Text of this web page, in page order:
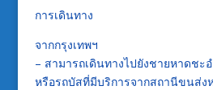
การเดินทาง
จากกรุงเทพฯ
– สามารถเดินทางไปยังชายหาดชะ
หรือรถบัสที่มีบริการจากสถานีขนส่ง